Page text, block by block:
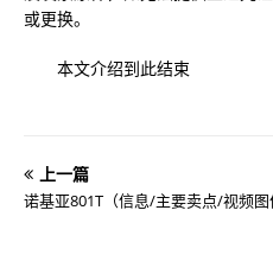
或更换。
本文介绍到此结束
上一篇
诺基亚801T（信息/主要卖点/视频图